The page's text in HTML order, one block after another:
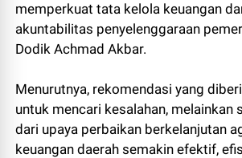
memperkuat tata kelola keuangan
akuntabilitas penyelenggaraan
Dodik Achmad Akbar.
Menurutnya, rekomendasi yang
untuk mencari kesalahan, melainkan
dari upaya perbaikan berkelanjutan
keuangan daerah semakin efektif,